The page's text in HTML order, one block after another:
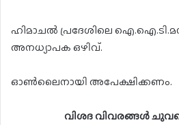
ഹിമാചൽ പ്രദേശിലെ
അനധ്യാപക ഒഴിവ്.
ഓൺലൈനായി അപേക്ഷിക്കണം.
വിശദ വിവരങ്ങൾ